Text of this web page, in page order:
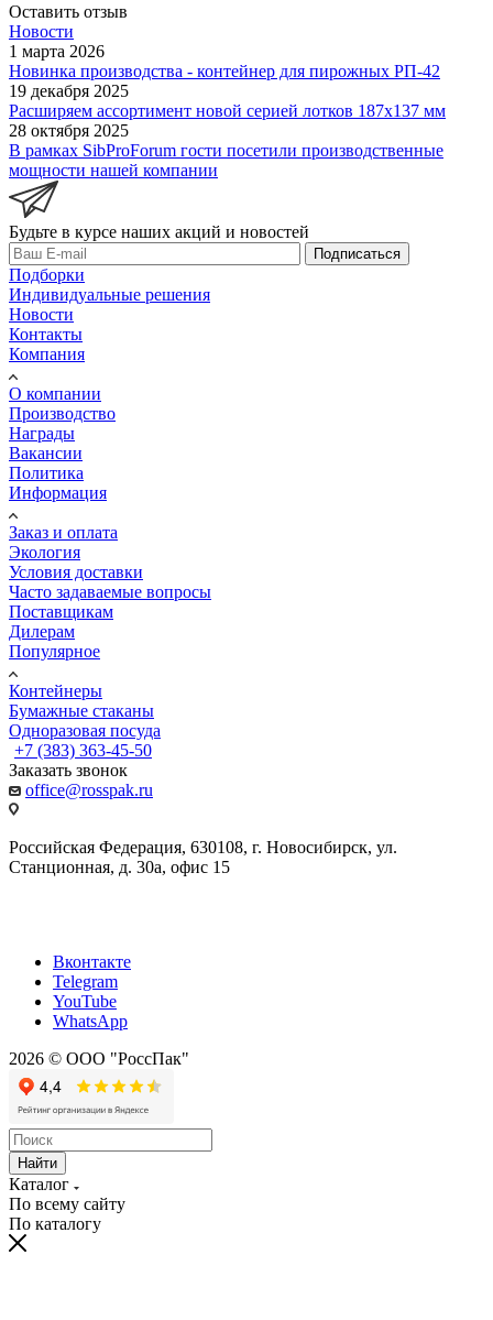
Оставить отзыв
Новости
1 марта 2026
Новинка производства - контейнер для пирожных РП-42
19 декабря 2025
Расширяем ассортимент новой серией лотков 187х137 мм
28 октября 2025
В рамках SibProForum гости посетили производственные
мощности нашей компании
Будьте в курсе наших акций и новостей
Подписаться
Подборки
Индивидуальные решения
Новости
Контакты
Компания
О компании
Производство
Награды
Вакансии
Политика
Информация
Заказ и оплата
Экология
Условия доставки
Часто задаваемые вопросы
Поставщикам
Дилерам
Популярное
Контейнеры
Бумажные стаканы
Одноразовая посуда
+7 (383) 363-45-50
Заказать звонок
office@rosspak.ru
Российская Федерация, 630108, г. Новосибирск, ул.
Станционная, д. 30а, офис 15
Вконтакте
Telegram
YouTube
WhatsApp
2026 © ООО "РоссПак"
Найти
Каталог
По всему сайту
По каталогу